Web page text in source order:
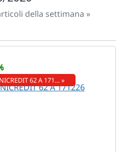
della settimana »
62 A 171… »